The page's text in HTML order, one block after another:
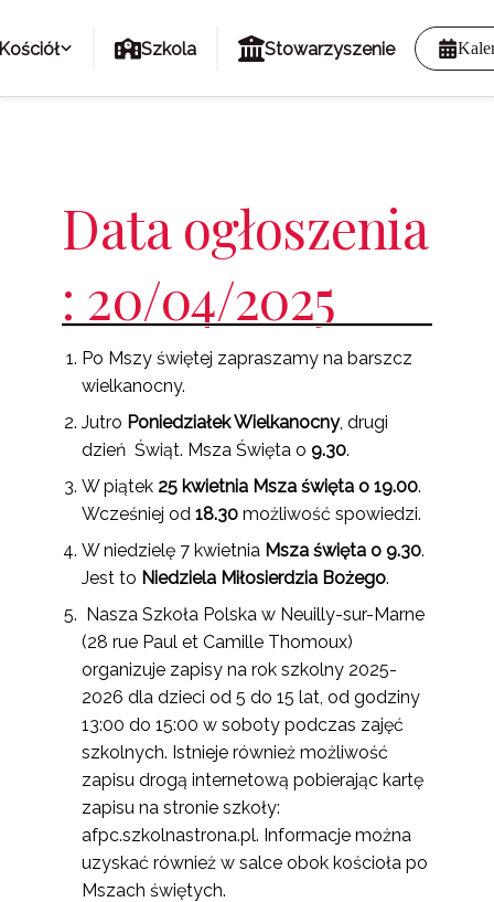
Szkola Stowarzyszenie
Data ogłoszenia
: 20/04/2025
Po Mszy świętej zapraszamy na barszcz
wielkanocny.
Jutro Poniedziałek Wielkanocny, drugi
dzień Świąt. Msza Święta o 9.30.
W piątek 25 kwietnia Msza święta o 19.00.
Wcześniej od 18.30 możliwość spowiedzi.
W niedzielę 7 kwietnia Msza święta o 9.30.
Jest to Niedziela Miłosierdzia Bożego.
Nasza Szkoła Polska w Neuilly-sur-Marne
(28 rue Paul et Camille Thomoux)
organizuje zapisy na rok szkolny 2025-
2026 dla dzieci od 5 do 15 lat, od godziny
13:00 do 15:00 w soboty podczas zajęć
szkolnych. Istnieje również możliwość
zapisu drogą internetową pobierając kartę
zapisu na stronie szkoły:
afpc.szkolnastrona.pl. Informacje można
uzyskać również w salce obok kościoła po
Mszach świętych.